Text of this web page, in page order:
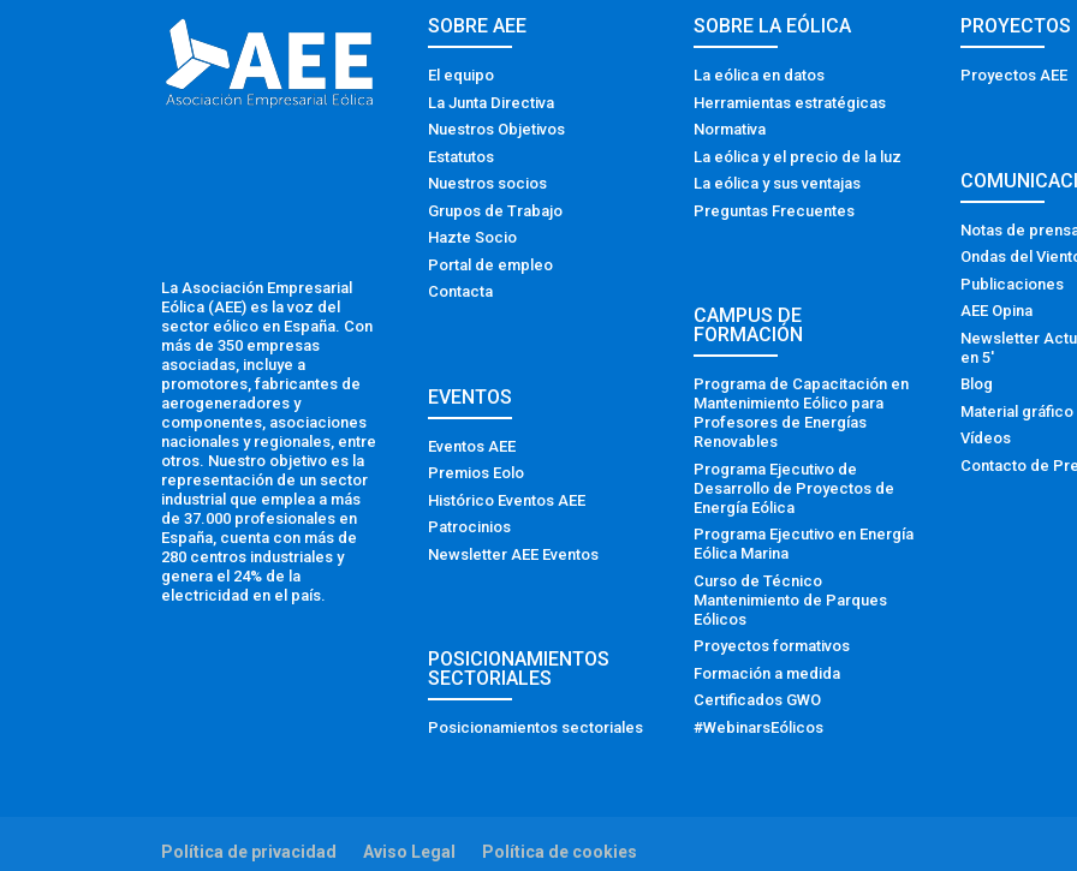
La Asociación Empresarial
Eólica (AEE) es la voz del
sector eólico en España. Con
más de 350 empresas
asociadas, incluye a
promotores, fabricantes de
aerogeneradores y
componentes, asociaciones
nacionales y regionales, entre
otros. Nuestro objetivo es la
representación de un sector
industrial que emplea a más
de 37.000 profesionales en
España, cuenta con más de
280 centros industriales y
genera el 24% de la
electricidad en el país.
SOBRE AEE
El equipo
La Junta Directiva
Nuestros Objetivos
Estatutos
Nuestros socios
Grupos de Trabajo
Hazte Socio
Portal de empleo
Contacta
EVENTOS
Eventos AEE
Premios Eolo
Histórico Eventos AEE
Patrocinios
Newsletter AEE Eventos
POSICIONAMIENTOS
SECTORIALES
Posicionamientos sectoriales
SOBRE LA EÓLICA
La eólica en datos
Herramientas estratégicas
Normativa
La eólica y el precio de la luz
La eólica y sus ventajas
Preguntas Frecuentes
CAMPUS DE
FORMACIÓN
Programa de Capacitación en
Mantenimiento Eólico para
Profesores de Energías
Renovables
Programa Ejecutivo de
Desarrollo de Proyectos de
Energía Eólica
Programa Ejecutivo en Energía
Eólica Marina
Curso de Técnico
Mantenimiento de Parques
Eólicos
Proyectos formativos
Formación a medida
Certificados GWO
#WebinarsEólicos
PROYECTOS
Proyectos AEE
Notas de
Ondas del
Publicaciones
AEE Opina
Newsletter
en 5′
Blog
Material gráfico
Vídeos
Contacto de
Política de privacidad Aviso Legal Política de cookies